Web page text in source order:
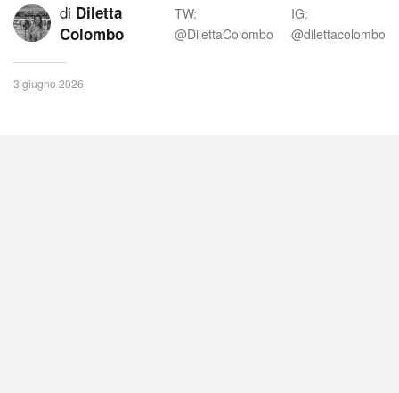
di Diletta
Colombo
TW:
@DilettaColombo
IG:
@dilettacolombo
3 giugno 2026